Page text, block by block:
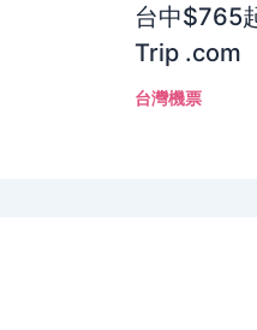
台中$765
Trip .com
台灣機票